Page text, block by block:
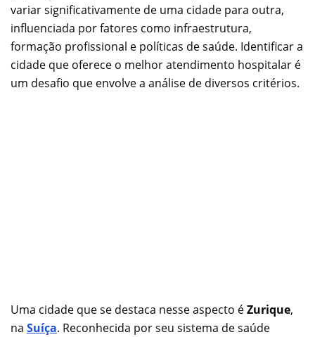
variar significativamente de uma cidade para outra,
influenciada por fatores como infraestrutura,
formação profissional e políticas de saúde. Identificar a
cidade que oferece o melhor atendimento hospitalar é
um desafio que envolve a análise de diversos critérios.
Uma cidade que se destaca nesse aspecto éZurique,
na Suíça. Reconhecida por seu sistema de saúde